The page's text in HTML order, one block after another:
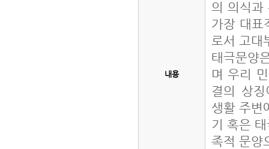
내용
의 의식과
가장 대표
로서 고대
태극문양
며 우리
결의 상
생활 주변
기 혹은
족적 문양